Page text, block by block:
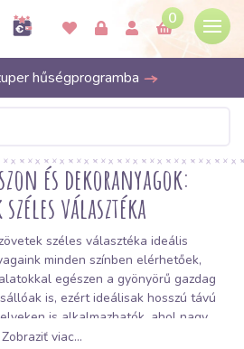
0
hűségprogramba
és dekoranyagok:
választéka
széles választéka ideális
minden színben elérhetőek,
egészen a gyönyörű gazdag
is, ezért ideálisak hosszú távú
is alkalmazhatók, ahol nagy
Egyszínűdekorációs anyagaink
Zobraziť viac...